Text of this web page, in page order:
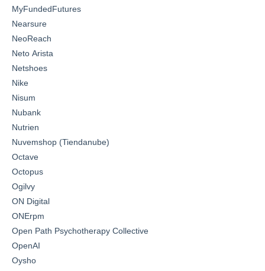
MyFundedFutures
Nearsure
NeoReach
Neto Arista
Netshoes
Nike
Nisum
Nubank
Nutrien
Nuvemshop (Tiendanube)
Octave
Octopus
Ogilvy
ON Digital
ONErpm
Open Path Psychotherapy Collective
OpenAI
Oysho